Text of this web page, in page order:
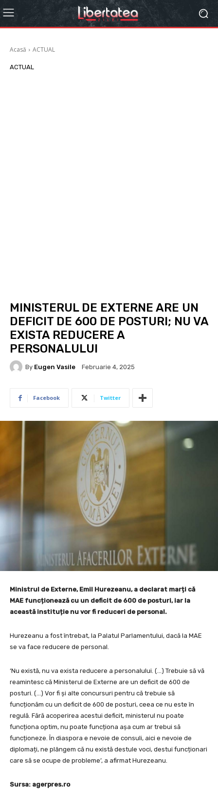
Acasă ACTUAL
ACTUAL
MINISTERUL DE EXTERNE ARE UN
DEFICIT DE 600 DE POSTURI; NU VA
EXISTA REDUCERE A
PERSONALULUI
By Eugen Vasile Februarie 4, 2025
Facebook Twitter
Ministrul de Externe, Emil Hurezeanu, a declarat marți că
MAE funcționează cu un deficit de 600 de posturi, iar la
această instituție nu vor fi reduceri de personal.
Hurezeanu a fost întrebat, la Palatul Parlamentului, dacă la MAE
se va face reducere de personal.
‘Nu există, nu va exista reducere a personalului. (…) Trebuie să vă
reamintesc că Ministerul de Externe are un deficit de 600 de
posturi. (…) Vor fi și alte concursuri pentru că trebuie să
funcționăm cu un deficit de 600 de posturi, ceea ce nu este în
regulă. Fără acoperirea acestui deficit, ministerul nu poate
funcționa optim, nu poate funcționa așa cum ar trebui să
funcționeze. În diaspora e nevoie de consuli, aici e nevoie de
diplomați, ne plângem că nu există destule voci, destui funcționari
care să se ocupe de probleme’, a afirmat Hurezeanu.
Sursa: agerpres.ro